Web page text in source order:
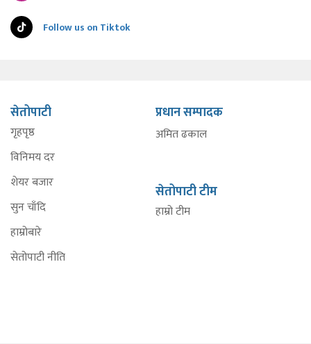
Follow us on Tiktok
सेतोपाटी
गृहपृष्ठ
विनिमय दर
शेयर बजार
सुन चाँदि
हाम्रोबारे
सेतोपाटी नीति
प्रधान सम्पादक
अमित ढकाल
सेतोपाटी टीम
हाम्रो टीम